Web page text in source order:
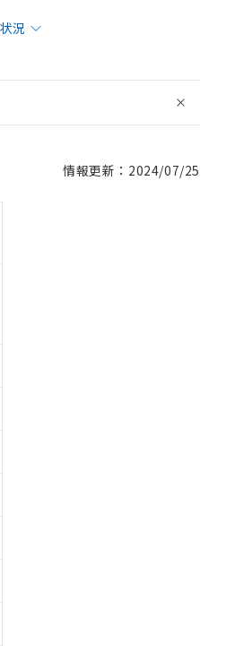
況
情報更新：2024/07/25
可能な商品です。
える予定のある商品です。
対応品を出す予定はありません。